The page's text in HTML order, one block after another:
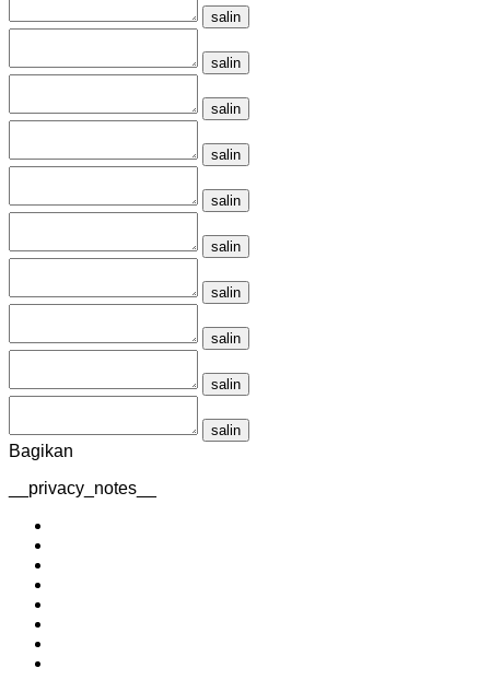
salin
salin
salin
salin
salin
salin
salin
salin
salin
salin
Bagikan
__privacy_notes__